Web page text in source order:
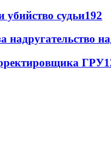
убийство судьи192
надругательство
ГРУ